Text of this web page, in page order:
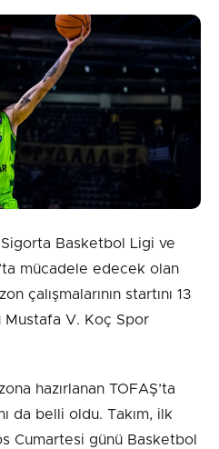
0/2000
Sorusu:
3 = ?
Basketbol Ligi ve
mücadele edecek olan
çalışmalarının startını 13
Mustafa V. Koç Spor
hazırlanan TOFAŞ’ta
da belli oldu. Takım, ilk
Cumartesi günü Basketbol